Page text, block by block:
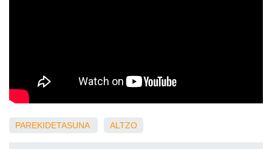
PAREKIDETASUNA ALTZO